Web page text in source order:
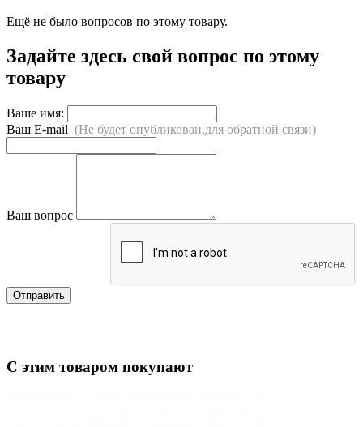
Ещё не было вопросов по этому товару.
Задайте здесь свой вопрос по этому
товару
Ваше имя:
Ваш E-mail (Не будет опубликован,для обратной связи)
Ваш вопрос
Отправить
С этим товаром покупают